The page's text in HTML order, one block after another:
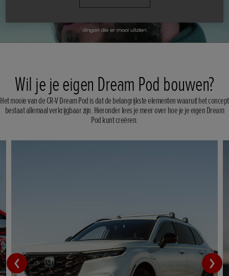
Wil je je eigen Dream Pod bouwen?
Het mooie van de CR-V Dream Pod is dat de belangrijkste elementen waaruit het concept
bestaat allemaal verkrijgbaar zijn. Hieronder lees je meer over hoe je je eigen Dream
Pod kunt creëren.